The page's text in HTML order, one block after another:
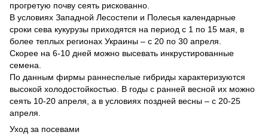
прогретую почву сеять рискованно.
В условиях Западной Лесостепи и Полесья календарные
сроки сева кукурузы приходятся на период с 1 по 15 мая, в
более теплых регионах Украины – с 20 по 30 апреля.
Скорее на 6-10 дней можно высевать инкрустированные
семена.
По данным фирмы раннеспелые гибриды характеризуются
высокой холодостойкостью. В годы с ранней весной их можно
сеять 10-20 апреля, а в условиях поздней весны – с 20-25
апреля.
Уход за посевами